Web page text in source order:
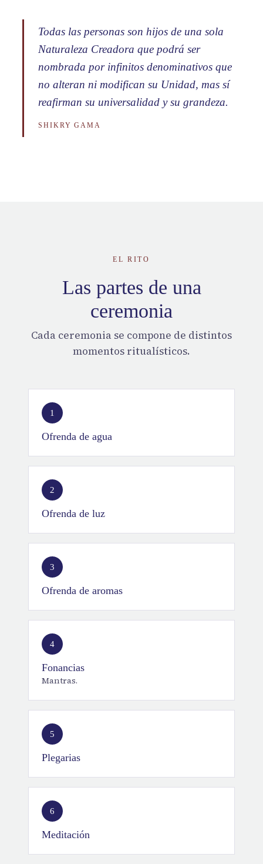
Todas las personas son hijos de una sola
Naturaleza Creadora que podrá ser
nombrada por infinitos denominativos que
no alteran ni modifican su Unidad, mas sí
reafirman su universalidad y su grandeza.
SHIKRY GAMA
EL RITO
Las partes de una
ceremonia
Cada ceremonia se compone de distintos
momentos ritualísticos.
1
Ofrenda de agua
2
Ofrenda de luz
3
Ofrenda de aromas
4
Fonancias
Mantras.
5
Plegarias
6
Meditación